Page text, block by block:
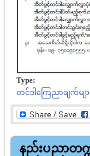
Type:
တင်ဒါကြေညာချက်မျာ
နည်းပညာတ